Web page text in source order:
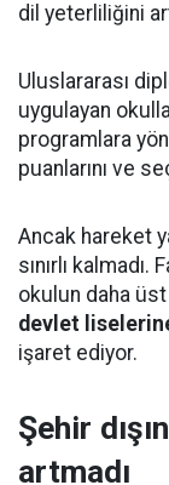
dil yeterliliğini
Uluslararası
uygulayan
programlara
puanlarını ve
Ancak hareket
sınırlı
okulun daha
devlet
işaret ediyor.
Şehir
artmadı